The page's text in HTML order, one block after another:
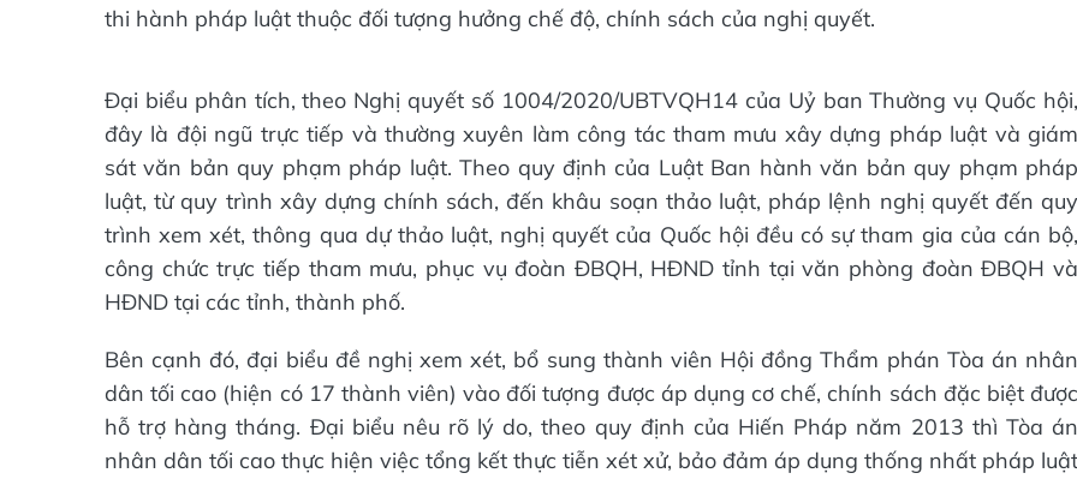
thi hành pháp luật thuộc đối tượng hưởng chế độ, chính sách của nghị quyết.
Đại biểu phân tích, theo Nghị quyết số 1004/2020/UBTVQH14 của Uỷ ban Thường vụ Quốc hội,
đây là đội ngũ trực tiếp và thường xuyên làm công tác tham mưu xây dựng pháp luật và giám
sát văn bản quy phạm pháp luật. Theo quy định của Luật Ban hành văn bản quy phạm pháp
luật, từ quy trình xây dựng chính sách, đến khâu soạn thảo luật, pháp lệnh nghị quyết đến quy
trình xem xét, thông qua dự thảo luật, nghị quyết của Quốc hội đều có sự tham gia của cán bộ,
công chức trực tiếp tham mưu, phục vụ đoàn ĐBQH, HĐND tỉnh tại văn phòng đoàn ĐBQH và
HĐND tại các tỉnh, thành phố.
Bên cạnh đó, đại biểu đề nghị xem xét, bổ sung thành viên Hội đồng Thẩm phán Tòa án nhân
dân tối cao (hiện có 17 thành viên) vào đối tượng được áp dụng cơ chế, chính sách đặc biệt được
hỗ trợ hàng tháng. Đại biểu nêu rõ lý do, theo quy định của Hiến Pháp năm 2013 thì Tòa án
nhân dân tối cao thực hiện việc tổng kết thực tiễn xét xử, bảo đảm áp dụng thống nhất pháp luật